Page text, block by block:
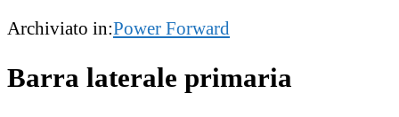
Archiviato in:Power Forward
Barra laterale primaria